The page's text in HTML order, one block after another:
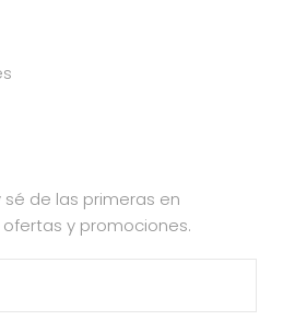
de las primeras en
y promociones.